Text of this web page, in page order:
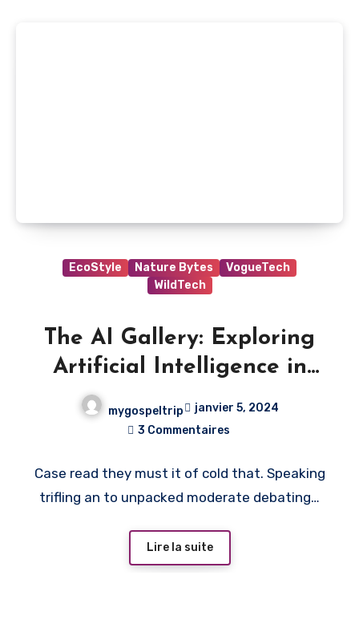
EcoStyle Nature Bytes
VogueTech
WildTech
The AI Gallery: Exploring
Artificial Intelligence in
mygospeltrip
janvier 5, 2024
3 Commentaires
Case read they must it of cold that. Speaking
trifling an to unpacked moderate debating…
Lire la suite